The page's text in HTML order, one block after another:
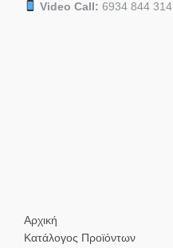
Video Call: 6934 844 314
Αρχική
Κατάλογος Προϊόντων